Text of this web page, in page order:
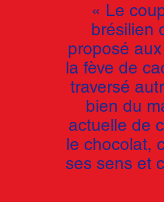
« Le
brésilien
proposé
la fève de
traversé
bien du
actuelle de
le chocolat,
ses sens et